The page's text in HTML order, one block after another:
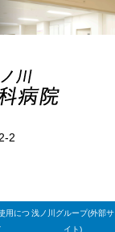
2
用につ 浅ノ川グループ(外部サ
イト)